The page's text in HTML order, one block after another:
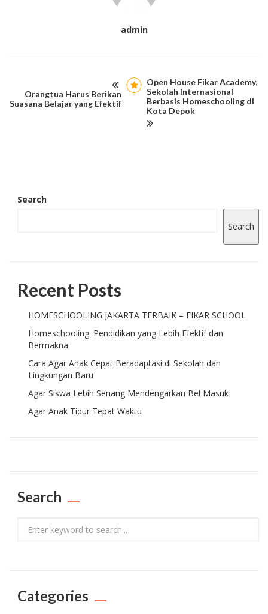
admin
Orangtua Harus Berikan
Suasana Belajar yang Efektif
Open House Fikar Academy,
Sekolah Internasional
Berbasis Homeschooling di
Kota Depok
Search
Search
Recent Posts
HOMESCHOOLING JAKARTA TERBAIK – FIKAR SCHOOL
Homeschooling: Pendidikan yang Lebih Efektif dan
Bermakna
Cara Agar Anak Cepat Beradaptasi di Sekolah dan
Lingkungan Baru
Agar Siswa Lebih Senang Mendengarkan Bel Masuk
Agar Anak Tidur Tepat Waktu
Search
Categories